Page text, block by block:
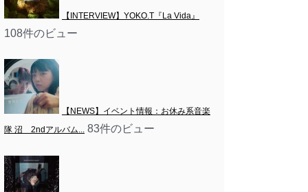
【INTERVIEW】YOKO.T『La Vida』
108件のビュー
【NEWS】イベント情報：お休み系音楽
隊 沼　2ndアルバム... 83件のビュー